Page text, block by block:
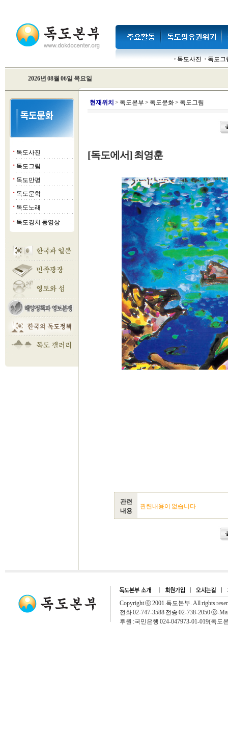
독도사진 독도그
2026년 08월 06일 목요일
■ 독도사진
■ 독도그림
■ 독도만평
■ 독도문학
■ 독도노래
■ 독도경치 동영상
현재위치 > 독도본부 > 독도문화> 독도그림
[독도에서] 최영훈
관련
내용
관련내용이 없습니다
Copyright ⓒ 2001.독도본부. All rights
전화 02-747-3588 전송 02-738-2050 ⓔ-
후원 :국민은행 024-047973-01-019(독도